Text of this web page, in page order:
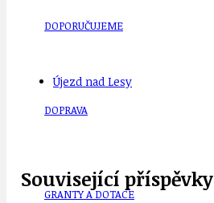
DOPORUČUJEME
DOPRAVA
GRANTY A DOTACE
Újezd nad Lesy
Související příspěvky